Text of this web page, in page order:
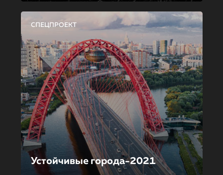
СПЕЦПРОЕКТ
Устойчивые города-2021